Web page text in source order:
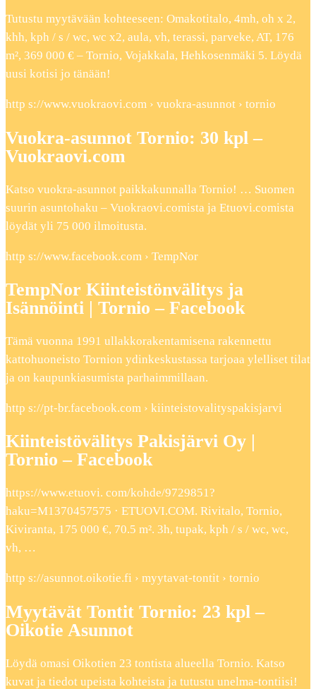
Tutustu myytävään kohteeseen: Omakotitalo, 4mh, oh x 2,
khh, kph / s / wc, wc x2, aula, vh, terassi, parveke, AT, 176
m², 369 000 € – Tornio, Vojakkala, Hehkosenmäki 5. Löydä
uusi kotisi jo tänään!
http s://www.vuokraovi.com › vuokra-asunnot › tornio
Vuokra-asunnot Tornio: 30 kpl –
Vuokraovi.com
Katso vuokra-asunnot paikkakunnalla Tornio! … Suomen
suurin asuntohaku – Vuokraovi.comista ja Etuovi.comista
löydät yli 75 000 ilmoitusta.
http s://www.facebook.com › TempNor
TempNor Kiinteistönvälitys ja
Isännöinti | Tornio – Facebook
Tämä vuonna 1991 ullakkorakentamisena rakennettu
kattohuoneisto Tornion ydinkeskustassa tarjoaa ylelliset tilat
ja on kaupunkiasumista parhaimmillaan.
http s://pt-br.facebook.com › kiinteistovalityspakisjarvi
Kiinteistövälitys Pakisjärvi Oy |
Tornio – Facebook
https://www.etuovi. com/kohde/9729851?
haku=M1370457575 · ETUOVI.COM. Rivitalo, Tornio,
Kiviranta, 175 000 €, 70.5 m². 3h, tupak, kph / s / wc, wc,
vh, …
http s://asunnot.oikotie.fi › myytavat-tontit › tornio
Myytävät Tontit Tornio: 23 kpl –
Oikotie Asunnot
Löydä omasi Oikotien 23 tontista alueella Tornio. Katso
kuvat ja tiedot upeista kohteista ja tutustu unelma-tontiisi!